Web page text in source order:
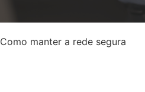
Como manter a rede segura